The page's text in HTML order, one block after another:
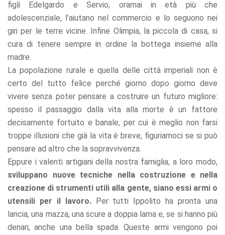
figli Edelgardo e Servio, oramai in età più che
adolescenziale, l’aiutano nel commercio e lo seguono nei
giri per le terre vicine. Infine Olimpia, la piccola di casa, si
cura di tenere sempre in ordine la bottega insieme alla
madre.
La popolazione rurale e quella delle città imperiali non è
certo del tutto felice perché giorno dopo giorno deve
vivere senza poter pensare a costruire un futuro migliore:
spesso il passaggio dalla vita alla morte è un fattore
decisamente fortuito e banale, per cui è meglio non farsi
troppe illusioni che già la vita è breve, figuriamoci se si può
pensare ad altro che la sopravvivenza.
Eppure i valenti artigiani della nostra famiglia, a loro modo,
sviluppano nuove tecniche nella costruzione e nella
creazione di strumenti utili alla gente, siano essi armi o
utensili per il lavoro.Per tutti Ippolito ha pronta una
lancia, una mazza, una scure a doppia lama e, se si hanno più
denari, anche una bella spada. Queste armi vengono poi